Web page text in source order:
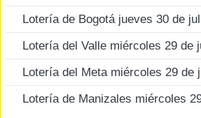
Lotería de Bogotá jueves 30 de
Lotería del Valle miércoles 29 de
Lotería del Meta miércoles 29 de
Lotería de Manizales miércoles